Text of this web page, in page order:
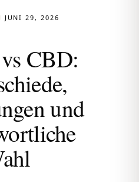
JUNI 29, 2026
CBD:
und